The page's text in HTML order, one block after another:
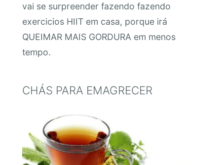
vai se surpreender fazendo fazendo
exercicios HIIT em casa, porque irá
QUEIMAR MAIS GORDURA em menos
tempo.
CHÁS PARA EMAGRECER